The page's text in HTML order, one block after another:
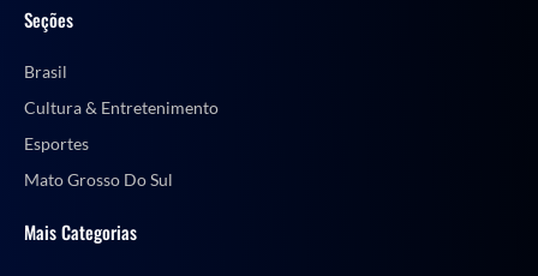
Seções
Brasil
Cultura & Entretenimento
Esportes
Mato Grosso Do Sul
Mais Categorias